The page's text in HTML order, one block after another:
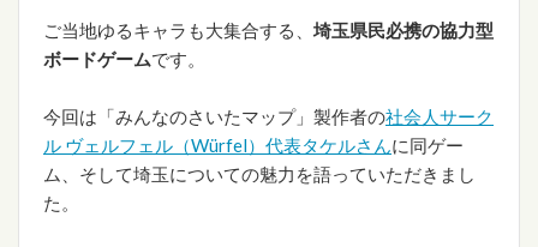
ご当地ゆるキャラも大集合する、 埼玉県民必携の協力型
ボードゲームです。
今回は「みんなのさいたマップ」製作者の社会人サーク
ル ヴェルフェル（Würfel）代表タケルさんに同ゲー
ム、そして埼玉についての魅力を語っていただきまし
た。